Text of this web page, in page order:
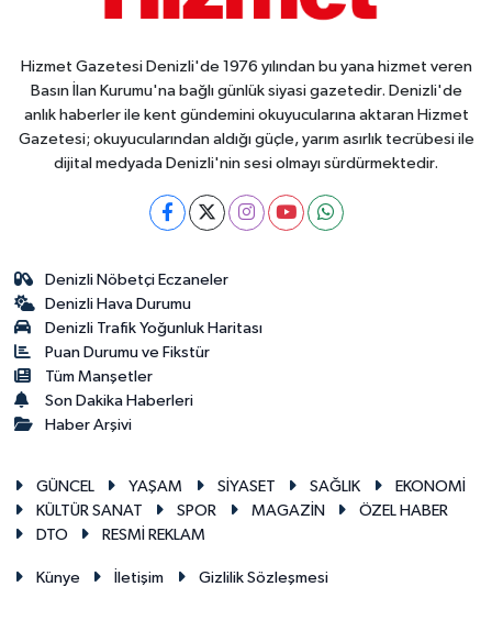
Hizmet Gazetesi Denizli'de 1976 yılından bu yana hizmet veren
Basın İlan Kurumu'na bağlı günlük siyasi gazetedir. Denizli'de
anlık haberler ile kent gündemini okuyucularına aktaran Hizmet
Gazetesi; okuyucularından aldığı güçle, yarım asırlık tecrübesi ile
dijital medyada Denizli'nin sesi olmayı sürdürmektedir.
Denizli Nöbetçi Eczaneler
Denizli Hava Durumu
Denizli Trafik Yoğunluk Haritası
Puan Durumu ve Fikstür
Tüm Manşetler
Son Dakika Haberleri
Haber Arşivi
GÜNCEL YAŞAM SİYASET SAĞLIK
EKONOMİ
KÜLTÜR SANAT
SPOR MAGAZİN
ÖZEL HABER
DTO
RESMİ REKLAM
Künye İletişim Gizlilik Sözleşmesi